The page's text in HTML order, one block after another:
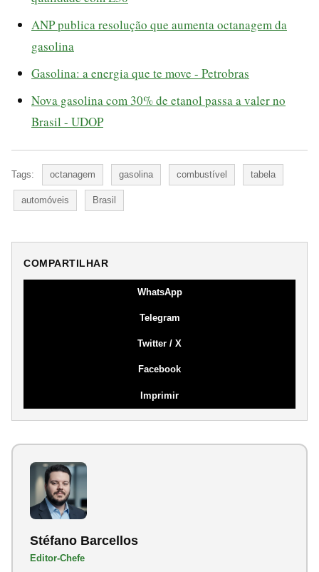
ANP publica resolução que aumenta octanagem da
gasolina
Gasolina: a energia que te move - Petrobras
Nova gasolina com 30% de etanol passa a valer no
Brasil - UDOP
Tags: octanagem gasolina combustível tabela
automóveis Brasil
COMPARTILHAR
WhatsApp
Telegram
Twitter / X
Facebook
Imprimir
Stéfano Barcellos
Editor-Chefe